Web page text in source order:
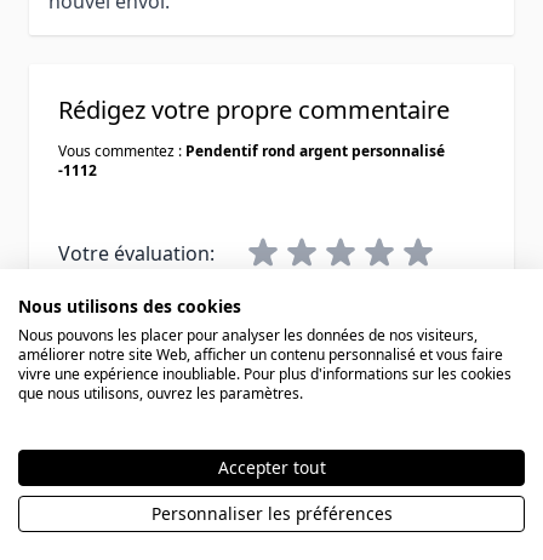
Rédigez votre propre commentaire
Vous commentez : Pendentif rond argent personnalisé
-1112
Votre évaluation:
Pseudo
Résumé
Avis
Nous utilisons des cookies
Nous pouvons les placer pour analyser les données de nos visiteurs,
améliorer notre site Web, afficher un contenu personnalisé et vous faire
vivre une expérience inoubliable. Pour plus d'informations sur les cookies
que nous utilisons, ouvrez les paramètres.
Accepter tout
Personnaliser les préférences